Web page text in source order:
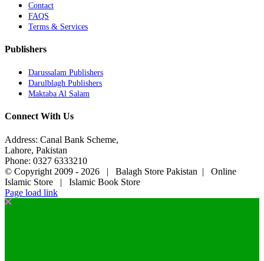
Contact
FAQS
Terms & Services
Publishers
Darussalam Publishers
Darulblagh Publishers
Maktaba Al Salam
Connect With Us
Address: Canal Bank Scheme,
Lahore, Pakistan
Phone: 0327 6333210
© Copyright 2009 - 2026 | Balagh Store Pakistan | Online
Islamic Store | Islamic Book Store
Page load link